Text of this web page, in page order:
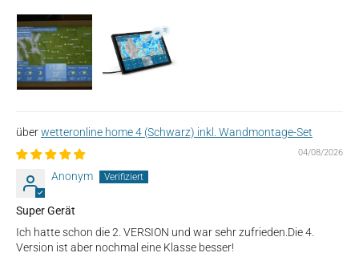
wetteronline home 4 (Schwarz) inkl. Wandmontage-Set
04/08/2026
Anonym
Super Gerät
Ich hatte schon die 2. VERSION und war sehr zufrieden.Die 4.
Version ist aber nochmal eine Klasse besser!